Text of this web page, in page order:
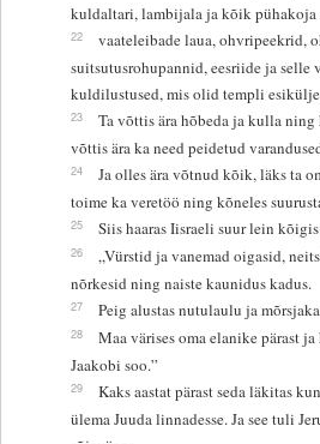
kuldaltari, lambijala ja kõik pühakoja
22
vaateleibade laua, ohvripeekrid,
suitsutusrohupannid, eesriide ja selle
kuldilustused, mis olid templi
23
Ta võttis ära hõbeda ja kulla
võttis ära ka need peidetud
24
Ja olles ära võtnud kõik, läks ta
toime ka veretöö ning kõneles
25 Siis haaras Iisraeli suur lein
26
„Vürstid ja vanemad oigasid,
nõrkesid ning naiste kaunidus kadus.
27 Peig alustas nutulaulu ja
28
Maa värises oma elanike pärast
Jaakobi soo.”
29
Kaks aastat pärast seda läkitas
ülema Juuda linnadesse. Ja see tuli